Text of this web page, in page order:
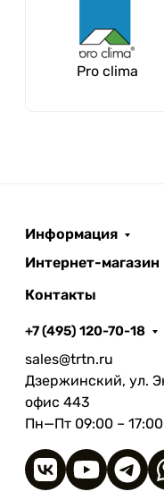
Pro clima
Информация
Интернет-магазин
Контакты
+7 (495) 120-70-18
sales@trtn.ru
Дзержинский, ул.
офис 443
Пн—Пт 09:00 – 17:00